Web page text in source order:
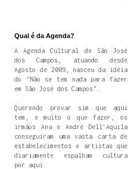
Qual é da Agenda?
A Agenda Cultural de São José
dos Campos, atuando desde
Agosto de 2009, nasceu da idéia
do "Não se tem nada para fazer
em São José dos Campos".
Querendo provar sim que aqui
tem, e muito o que fazer, os
irmãos Ana e André Dell'Aquila
conseguiram uma vasta carta de
estabelecimentos e artistas que
diariamente espalham cultura
por aqui.